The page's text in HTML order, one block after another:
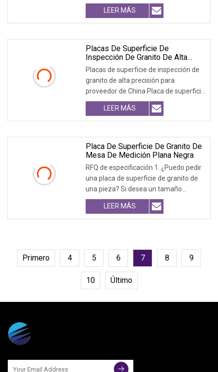
pequeño de menos de 800x800, la
entrega se realizará por vía aérea. La
mayoría de las veces el costo exprés
que nosotros
LEER MÁS
Placas De Superficie De
Inspección De Granito De Alta
Precisión Para Proveedor De
China
Placas de superficie de inspección de
granito de alta precisión para
proveedor de China Placa de superficie
de granito La placa de superficie de
granito también se conoce como
plataforma de granito, la placa de
acuerdo con
LEER MÁS
Placa De Superficie De Granito De
Mesa De Medición Plana Negra
RFQ de especificación 1. ¿Puedo pedir
una placa de superficie de granito de
una pieza? Si desea un tamaño
pequeño de menos de 800x800, la
entrega se realizará por vía aérea. La
mayoría de las veces el costo exprés
LEER MÁS
Primero 4 5 6 7 8 9
10 Último